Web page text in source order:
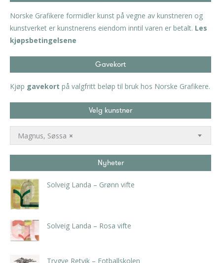
Norske Grafikere formidler kunst på vegne av kunstneren og
kunstverket er kunstnerens eiendom inntil varen er betalt. Les
kjøpsbetingelsene
Gavekort
Kjøp gavekort på valgfritt beløp til bruk hos Norske Grafikere.
Velg kunstner
×
Magnus, Søssa
Nyheter
Solveig Landa – Grønn vifte
Solveig Landa – Rosa vifte
Trygve Retvik – Fotballskolen